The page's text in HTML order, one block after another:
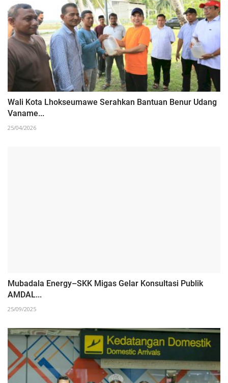
Wali Kota Lhokseumawe Serahkan Bantuan Benur Udang
Vaname...
25/04/2026
‎Mubadala Energy–SKK Migas Gelar Konsultasi Publik
AMDAL...
25/09/2025